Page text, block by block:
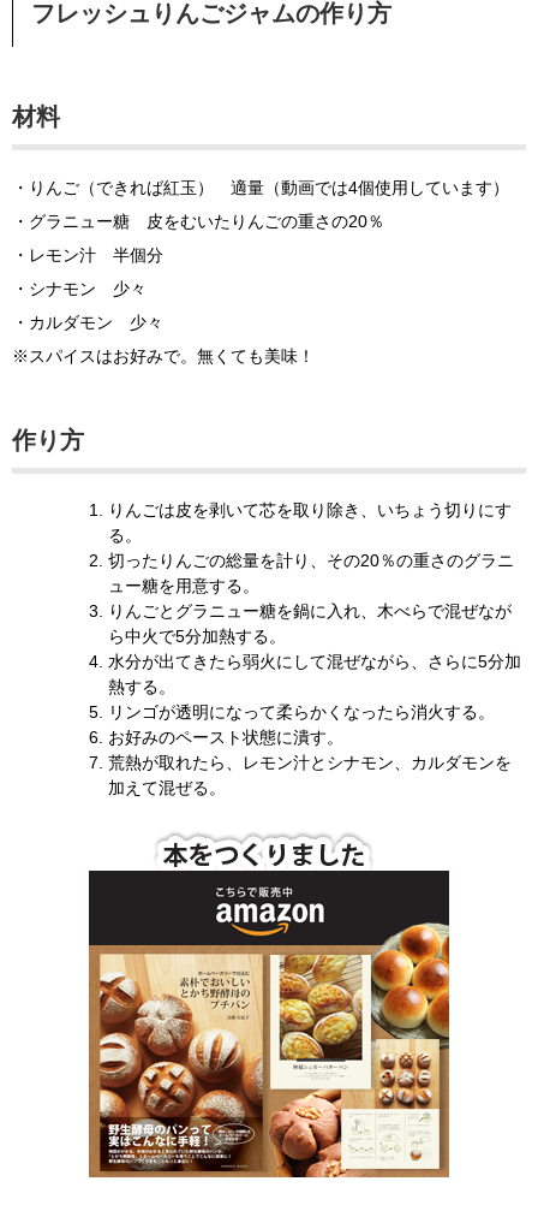
フレッシュりんごジャムの作り方
材料
・りんご（できれば紅玉） 適量（動画では4個使用しています）
・グラニュー糖 皮をむいたりんごの重さの20％
・レモン汁 半個分
・シナモン 少々
・カルダモン 少々
※スパイスはお好みで。無くても美味！
作り方
りんごは皮を剥いて芯を取り除き、いちょう切りにす
る。
切ったりんごの総量を計り、その20％の重さのグラニ
ュー糖を用意する。
りんごとグラニュー糖を鍋に入れ、木べらで混ぜなが
ら中火で5分加熱する。
水分が出てきたら弱火にして混ぜながら、さらに5分加
熱する。
リンゴが透明になって柔らかくなったら消火する。
お好みのペースト状態に潰す。
荒熱が取れたら、レモン汁とシナモン、カルダモンを
加えて混ぜる。